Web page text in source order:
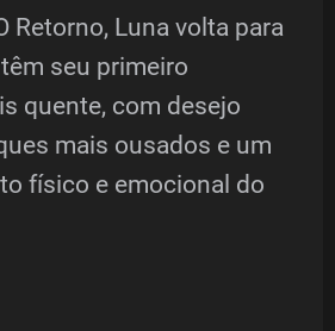
Retorno, Luna volta para
seu primeiro
quente, com desejo
mais ousados e um
físico e emocional do